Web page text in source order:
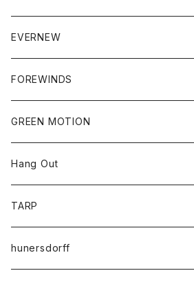
EVERNEW
FOREWINDS
GREEN MOTION
Hang Out
TARP
hunersdorff